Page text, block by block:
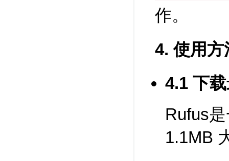
作。
4. 使用方
4.1 下
Rufus
1.1MB